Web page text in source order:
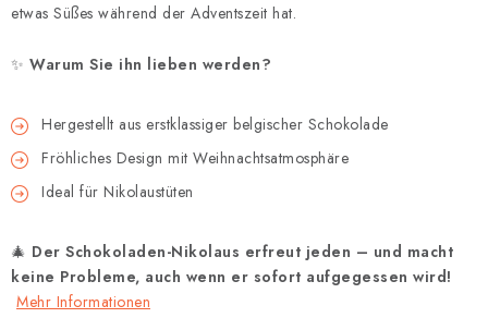
etwas Süßes während der Adventszeit hat.
✨ Warum Sie ihn lieben werden?
Hergestellt aus erstklassiger belgischer Schokolade
Fröhliches Design mit Weihnachtsatmosphäre
Ideal für Nikolaustüten
🎄 Der Schokoladen-Nikolaus erfreut jeden – und macht
keine Probleme, auch wenn er sofort aufgegessen wird!
Mehr Informationen